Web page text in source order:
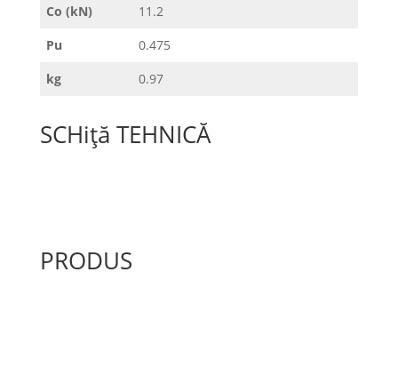
Co (kN)
11.2
Pu
0.475
kg
0.97
SCHiță TEHNICĂ
PRODUS